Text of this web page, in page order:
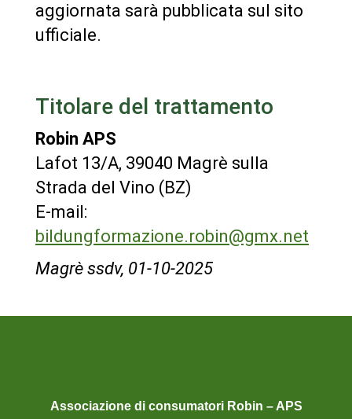
aggiornata sarà pubblicata sul sito
ufficiale.
Titolare del trattamento
Robin APS
Lafot 13/A, 39040 Magrè sulla
Strada del Vino (BZ)
E-mail:
bildungformazione.robin@gmx.net
Magrè ssdv, 01-10-2025
Associazione di consumatori Robin – APS